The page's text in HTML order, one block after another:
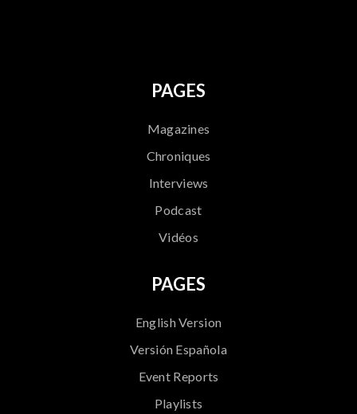
PAGES
Magazines
Chroniques
Interviews
Podcast
Vidéos
PAGES
English Version
Versión Española
Event Reports
Playlists